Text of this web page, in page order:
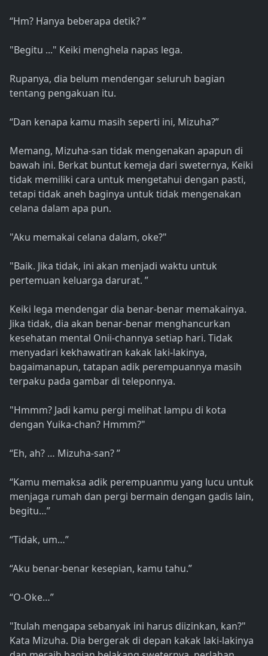
“Hm? Hanya beberapa detik? ”
"Begitu ..." Keiki menghela napas lega.
Rupanya, dia belum mendengar seluruh bagian
tentang pengakuan itu.
“Dan kenapa kamu masih seperti ini, Mizuha?”
Memang, Mizuha-san tidak mengenakan apapun di
bawah ini. Berkat buntut kemeja dari sweternya, Keiki
tidak memiliki cara untuk mengetahui dengan pasti,
tetapi tidak aneh baginya untuk tidak mengenakan
celana dalam apa pun.
"Aku memakai celana dalam, oke?"
"Baik. Jika tidak, ini akan menjadi waktu untuk
pertemuan keluarga darurat. ”
Keiki lega mendengar dia benar-benar memakainya.
Jika tidak, dia akan benar-benar menghancurkan
kesehatan mental Onii-channya setiap hari. Tidak
menyadari kekhawatiran kakak laki-lakinya,
bagaimanapun, tatapan adik perempuannya masih
terpaku pada gambar di teleponnya.
"Hmmm? Jadi kamu pergi melihat lampu di kota
dengan Yuika-chan? Hmmm?"
“Eh, ah? … Mizuha-san? ”
“Kamu memaksa adik perempuanmu yang lucu untuk
menjaga rumah dan pergi bermain dengan gadis lain,
begitu…”
“Tidak, um…”
“Aku benar-benar kesepian, kamu tahu.”
“O-Oke…”
"Itulah mengapa sebanyak ini harus diizinkan, kan?"
Kata Mizuha. Dia bergerak di depan kakak laki-lakinya